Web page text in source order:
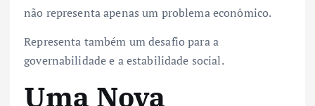
não representa apenas um problema econômico.
Representa também um desafio para a
governabilidade e a estabilidade social.
Uma Nova